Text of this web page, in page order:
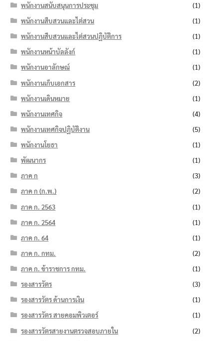
พนักงานสนับสนุนการประชุม
(1)
พนักงานสืบสวนและไต่สวน
(1)
พนักงานสืบสวนและไต่สวนปฏิบัติการ
(1)
พนักงานหน้าบัลลังก์
(1)
พนักงานอาลักษณ์
(1)
พนักงานเก็บเอกสาร
(2)
พนักงานเดินหมาย
(1)
พนักงานเทศกิจ
(4)
พนักงานเทศกิจปฏิบัติงาน
(5)
พนักงานโยธา
(1)
พัฒนากร
(1)
ภาค ก
(3)
ภาค ก (ก.พ.)
(2)
ภาค ก. 2563
(1)
ภาค ก. 2564
(1)
ภาค ก. 64
(1)
ภาค ก. กทม.
(2)
ภาค ก. ข้าราชการ กทม.
(1)
รองสารวัตร
(3)
รองสารวัตร ด้านการเงิน
(1)
รองสารวัตร สายคอมพิวเตอร์
(1)
รองสารวัตรสายงานตรวจสอบภายใน
(2)